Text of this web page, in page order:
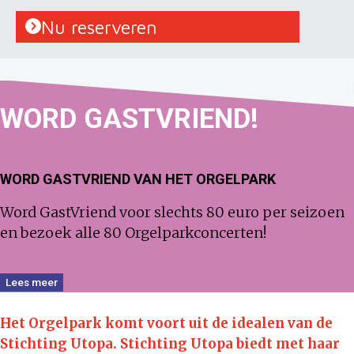
Nu reserveren
WORD GASTVRIEND!
WORD GASTVRIEND VAN HET ORGELPARK
Word GastVriend voor slechts 80 euro per seizoen
en bezoek alle 80 Orgelparkconcerten!
Lees meer
Het Orgelpark komt voort uit de idealen van de
Stichting Utopa. Stichting Utopa biedt met haar